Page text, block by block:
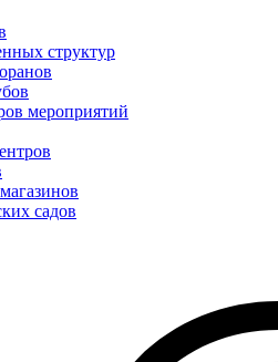
структур
мероприятий
садов